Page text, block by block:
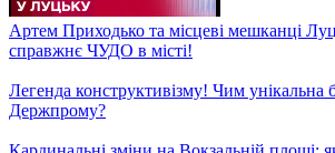
Крафтовий бізнес на солі! Унікальна
соляних джерел